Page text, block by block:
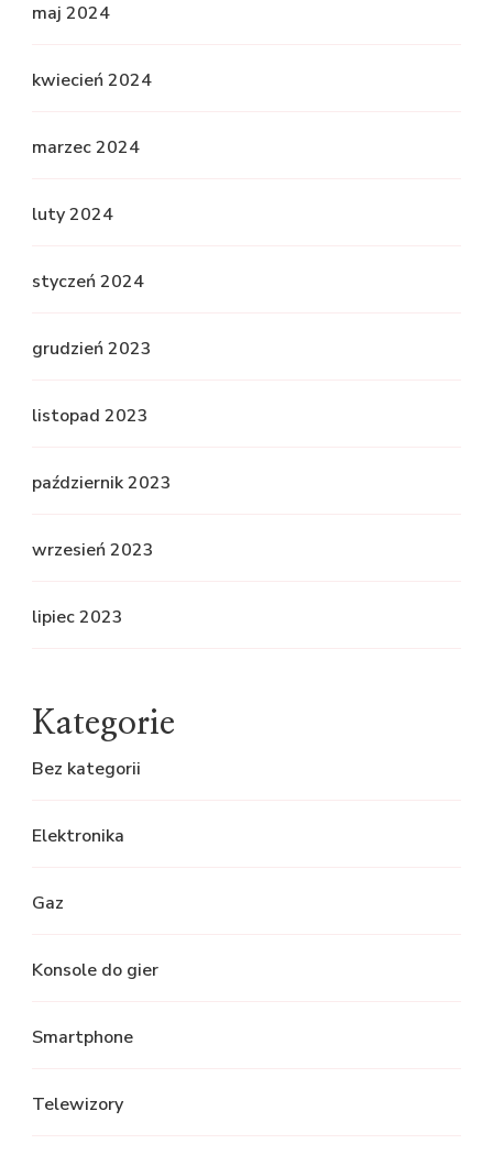
maj 2024
kwiecień 2024
marzec 2024
luty 2024
styczeń 2024
grudzień 2023
listopad 2023
październik 2023
wrzesień 2023
lipiec 2023
Kategorie
Bez kategorii
Elektronika
Gaz
Konsole do gier
Smartphone
Telewizory